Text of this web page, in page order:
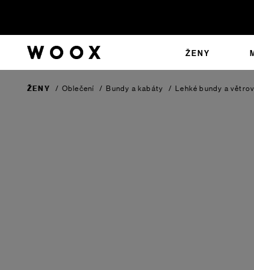
ŽENY
ŽENY / Oblečení / Bundy a kabáty / Lehké bundy a